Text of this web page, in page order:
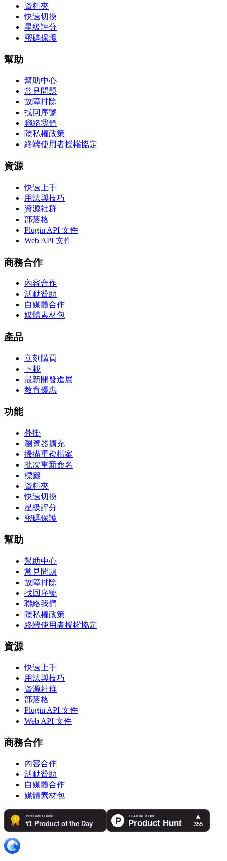
資料夾
快速切換
星級評分
密碼保護
幫助
幫助中心
常見問題
故障排除
找回序號
聯絡我們
隱私權政策
終端使用者授權協定
資源
快速上手
用法與技巧
資源社群
部落格
Plugin API 文件
Web API 文件
商務合作
內容合作
活動贊助
自媒體合作
媒體素材包
產品
立刻購買
下載
最新開發進展
教育優惠
功能
外掛
瀏覽器擴充
掃描重複檔案
批次重新命名
標籤
資料夾
快速切換
星級評分
密碼保護
幫助
幫助中心
常見問題
故障排除
找回序號
聯絡我們
隱私權政策
終端使用者授權協定
資源
快速上手
用法與技巧
資源社群
部落格
Plugin API 文件
Web API 文件
商務合作
內容合作
活動贊助
自媒體合作
媒體素材包